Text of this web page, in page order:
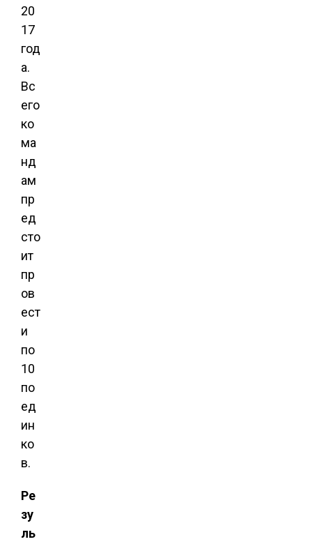
20
17
год
а.
Вс
его
ко
ма
нд
ам
пр
ед
сто
ит
пр
ов
ест
и
по
10
по
ед
ин
ко
в.
Ре
зу
ль